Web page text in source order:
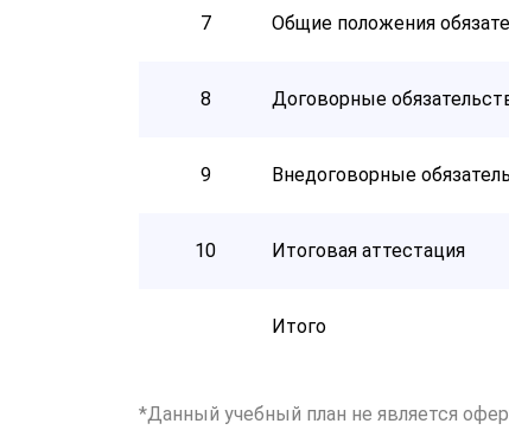
7 Общие положения
8 Договорные
9 Внедоговорные
10 Итоговая аттестация
Итого
*Данный учебный план не является